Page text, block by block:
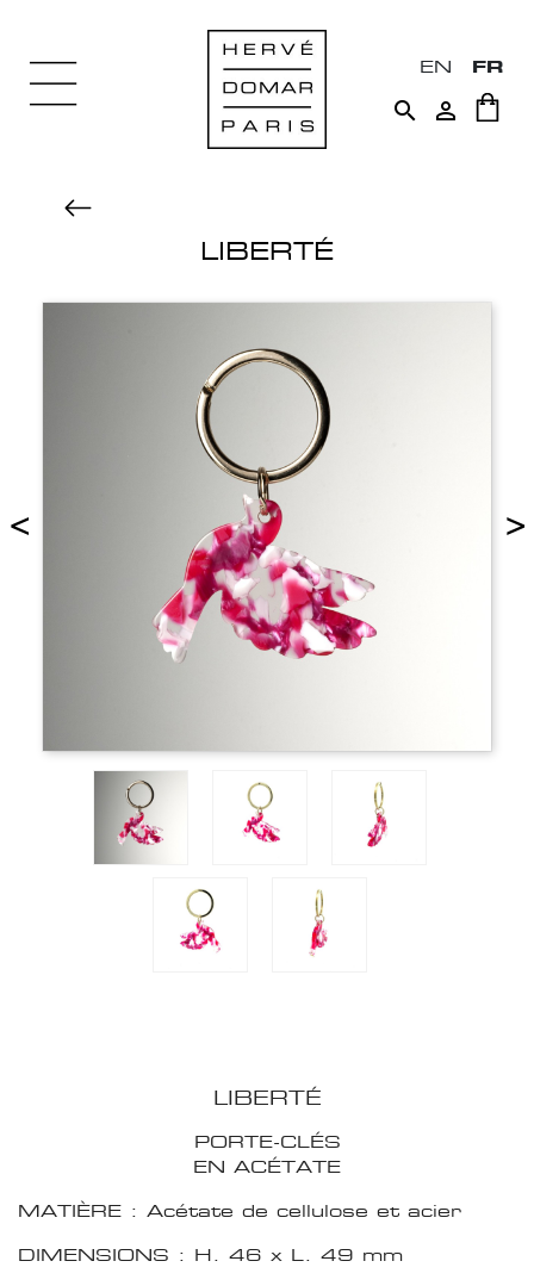
EN FR
 
LIBERTÉ
< >
LIBERTÉ
PORTE-CLÉS
EN ACÉTATE
MATIÈRE : Acétate de cellulose et acier
DIMENSIONS : H. 46 x L. 49 mm